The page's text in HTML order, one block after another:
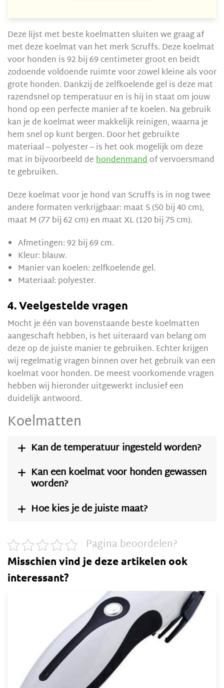
Deze lijst met beste koelmatten sluiten we graag af
met deze koelmat van het merk Scruffs. Deze koelmat
voor honden is 92 bij 69 centimeter groot en beidt
zodoende voldoende ruimte voor zowel kleine als voor
grote honden. Dankzij de zelfkoelende gel is deze mat
razendsnel op temperatuur en is hij in staat om jouw
hond op een perfecte manier af te koelen. Na gebruik
kan je de koelmat weer makkelijk reinigen, waarna je
hem snel op kunt bergen. Door het gebruikte
materiaal – polyester – is het ook mogelijk om deze
mat in bijvoorbeeld dehondenmandof vervoersmand
te gebruiken.
Deze koelmat voor je hond van Scruffs is in nog twee
andere formaten verkrijgbaar: maat S (50 bij 40 cm),
maat M (77 bij 62 cm) en maat XL (120 bij 75 cm).
Afmetingen: 92 bij 69 cm.
Kleur: blauw.
Manier van koelen: zelfkoelende gel.
Materiaal: polyester.
4. Veelgestelde vragen
Mocht je één van bovenstaande beste koelmatten
aangeschaft hebben, is het uiteraard van belang om
deze op de juiste manier te gebruiken. Echter krijgen
wij regelmatig vragen binnen over het gebruik van een
koelmat voor honden. De meest voorkomende vragen
hebben wij hieronder uitgewerkt inclusief een
duidelijk antwoord.
Koelmatten
 Kan de temperatuur ingesteld worden?
 Kan een koelmat voor honden gewassen
worden?
 Hoe kies je de juiste maat?
Pagina beoordelen?
Misschien vind je deze artikelen ook
interessant?